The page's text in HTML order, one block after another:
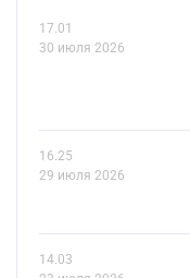
17.01
30 июля 2026
16.25
29 июля 2026
14.03